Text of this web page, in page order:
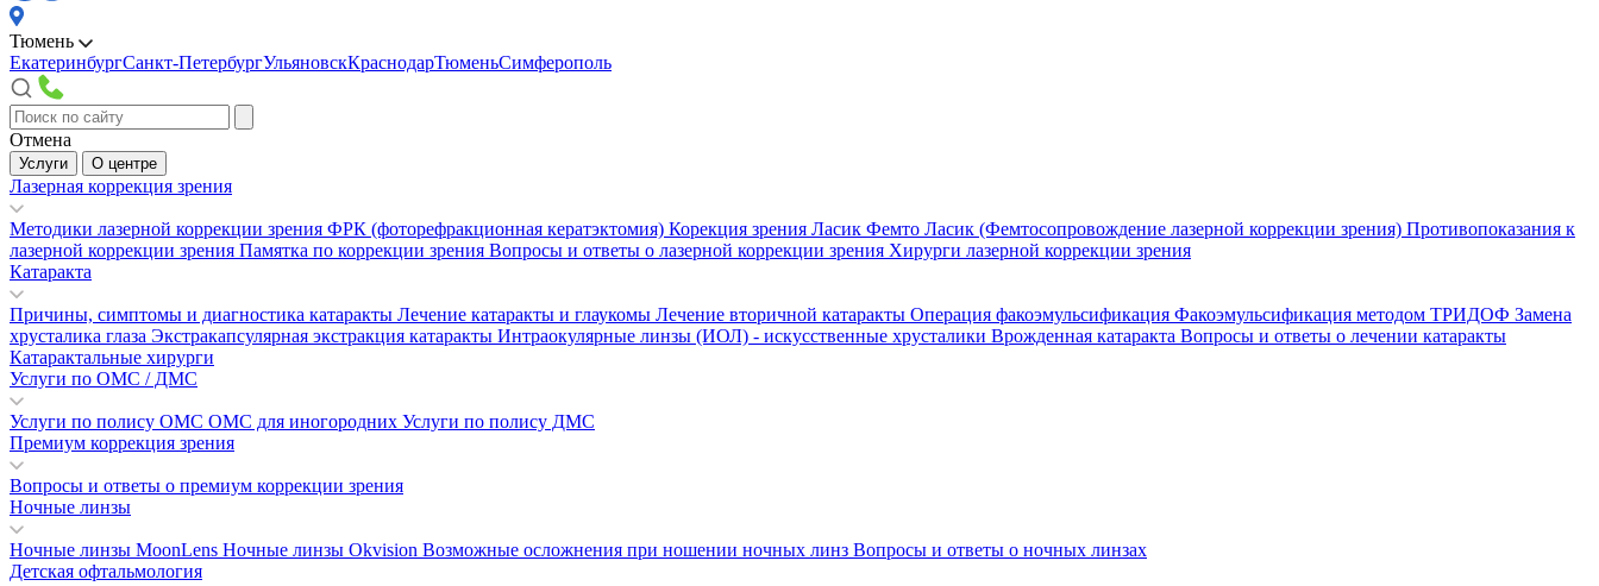
Тюмень
ЕкатеринбургСанкт-ПетербургУльяновскКраснодарТюменьСимферополь
Отмена
Услуги О центре
Лазерная коррекция зрения
Методики лазерной коррекции зрения ФРК (фоторефракционная кератэктомия) Корекция зрения Ласик Фемто Ласик (Фемтосопровождение лазерной коррекции зрения) Противопоказания к
лазерной коррекции зрения Памятка по коррекции зрения Вопросы и ответы о лазерной коррекции зрения Хирурги лазерной коррекции зрения
Катаракта
Причины, симптомы и диагностика катаракты Лечение катаракты и глаукомы Лечение вторичной катаракты Операция факоэмульсификация Факоэмульсификация методом ТРИДОФ Замена
хрусталика глаза Экстракапсулярная экстракция катаракты Интраокулярные линзы (ИОЛ) - искусственные хрусталики Врожденная катаракта Вопросы и ответы о лечении катаракты
Катарактальные хирурги
Услуги по ОМС / ДМС
Услуги по полису ОМС ОМС для иногородних Услуги по полису ДМС
Премиум коррекция зрения
Вопросы и ответы о премиум коррекции зрения
Ночные линзы
Ночные линзы MoonLens Ночные линзы Okvision Возможные осложнения при ношении ночных линз Вопросы и ответы о ночных линзах
Детская офтальмология